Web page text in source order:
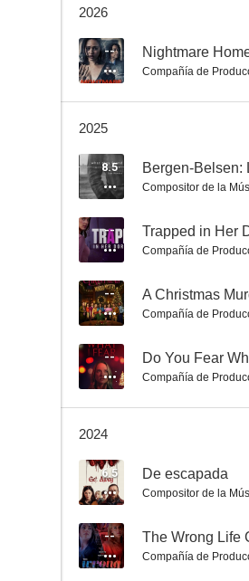
A Husband for Christmas
En la casa equivocada
6.9
Navidades en incógnito
6.5
2026
-- Nightmare
Compañía de
2025
8.5
Compositor de la
-- Trapped in Her
Compañía de
-- A Christmas
Compañía de
-- Do You Fear
Compañía de
2024
6.5 De escapada
Compositor de la
-- The Wrong Life
Compañía de